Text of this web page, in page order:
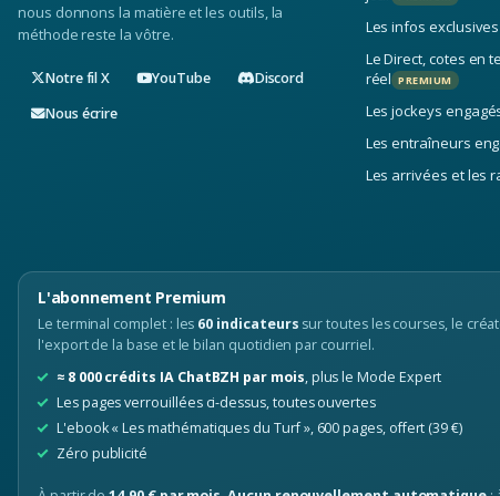
Assembler les briques : de
44. Construire ses propres
L'indice ELO et ses
Au-delà de l'ELO : Glicko
Créer et tester sa propre
Partie IX. Méthodes avancées et
50. La simulation de Monte-
51. Machine learning avancé :
52. Méthodes de vote avancées
54. La valeur de Shapley : le
nous donnons la matière et les outils, la
méthode reste la vôtre.
Notre fil X YouTube
Discord
Nous écrire
Les infos
Le Direct, cotes en
réel PREMIUM
Les jockeys
Les entraîneurs
Les arrivées et les
L'abonnement Premium
Le terminal complet : les 60 indicateurs sur toutes les courses, le
l'export de la base et le bilan quotidien par courriel.
≈ 8 000 crédits IA ChatBZH par mois, plus le Mode Expert
Les pages verrouillées ci-dessus, toutes ouvertes
L'ebook « Les mathématiques du Turf », 600 pages, offert (39 €)
Zéro publicité